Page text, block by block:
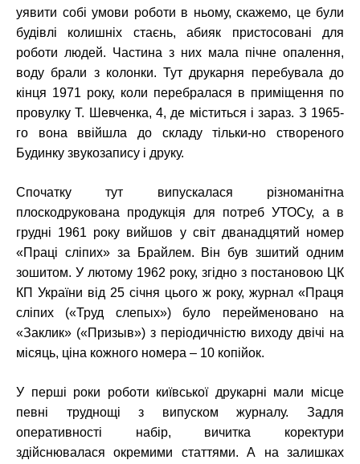
уявити собі умови роботи в ньому, скажемо, це були
будівлі колишніх стаєнь, абияк пристосовані для
роботи людей. Частина з них мала пічне опалення,
воду брали з колонки. Тут друкарня перебувала до
кінця 1971 року, коли перебралася в приміщення по
провулку Т. Шевченка, 4, де міститься і зараз. З 1965-
го вона ввійшла до складу тільки-но створеного
Будинку звукозапису і друку.
Спочатку тут випускалася різноманітна
плоскодрукована продукція для потреб УТОСу, а в
грудні 1961 року вийшов у світ дванадцятий номер
«Праці сліпих» за Брайлем. Він був зшитий одним
зошитом. У лютому 1962 року, згідно з постановою ЦК
КП України від 25 січня цього ж року, журнал «Праця
сліпих («Труд слепых») було перейменовано на
«Заклик» («Призыв») з періодичністю виходу двічі на
місяць, ціна кожного номера – 10 копійок.
У перші роки роботи київської друкарні мали місце
певні труднощі з випуском журналу. Задля
оперативності набір, вичитка коректури
здійснювалася окремими статтями. А на залишках